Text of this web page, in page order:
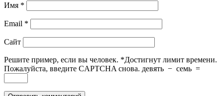
Имя *
Email *
Сайт
Решите пример, если вы человек. *Достигнут лимит времени.
Пожалуйста, введите CAPTCHA снова. девять − семь =